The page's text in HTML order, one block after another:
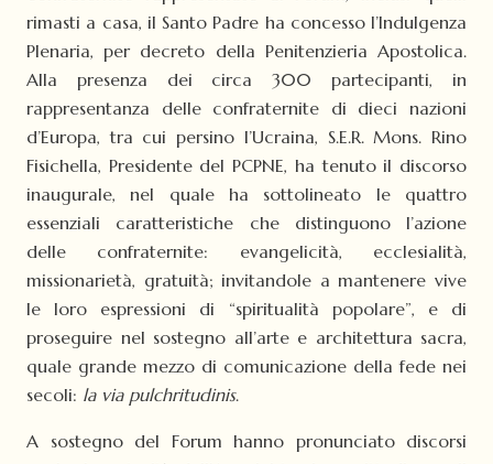
rimasti a casa, il Santo Padre ha concesso l’Indulgenza
Plenaria, per decreto della Penitenzieria Apostolica.
Alla presenza dei circa 300 partecipanti, in
rappresentanza delle confraternite di dieci nazioni
d’Europa, tra cui persino l’Ucraina, S.E.R. Mons. Rino
Fisichella, Presidente del PCPNE, ha tenuto il discorso
inaugurale, nel quale ha sottolineato le quattro
essenziali caratteristiche che distinguono l’azione
delle confraternite: evangelicità, ecclesialità,
missionarietà, gratuità; invitandole a mantenere vive
le loro espressioni di “spiritualità popolare”, e di
proseguire nel sostegno all’arte e architettura sacra,
quale grande mezzo di comunicazione della fede nei
secoli: la via pulchritudinis.
A sostegno del Forum hanno pronunciato discorsi